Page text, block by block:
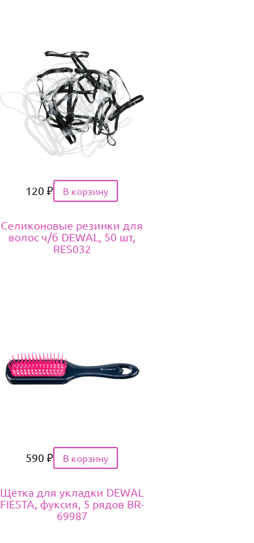
Цена
120 ₽
Селиконовые резинки для
волос ч/б DEWAL, 50 шт,
RES032
Цена
590 ₽
Щетка для укладки DEWAL
FIESTA, фуксия, 5 рядов BR-
69987